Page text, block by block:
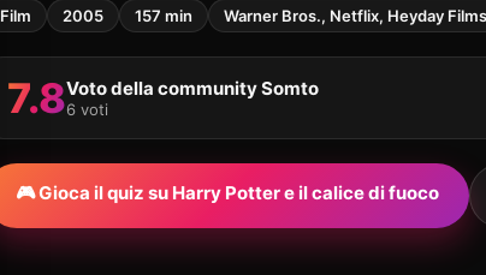
Film 2005 157 min Warner Bros., Netflix, Heyday Films
7.8Voto della community Somto
6 voti
🎮 Gioca il quiz su Harry Potter e il calice di fuoco